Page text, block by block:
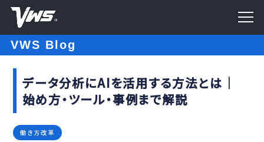
VWS Blog
データ分析にAIを活用する方法とは｜
始め方・ツール・事例まで解説
働き方改革